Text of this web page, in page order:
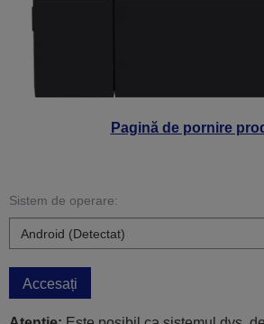
Pagină de pornire
Sistem de operare:
Accesați